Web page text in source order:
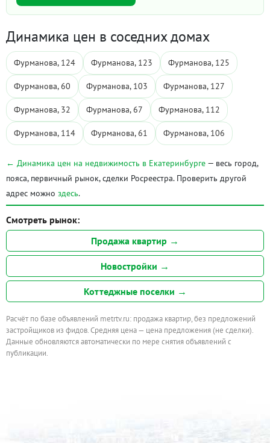
Динамика цен в соседних домах
Фурманова, 124 Фурманова, 123 Фурманова, 125
Фурманова, 60 Фурманова, 103 Фурманова, 127
Фурманова, 32 Фурманова, 67 Фурманова, 112
Фурманова, 114 Фурманова, 61 Фурманова, 106
← Динамика цен на недвижимость в Екатеринбурге — весь город,
пояса, первичный рынок, сделки Росреестра. Проверить другой
адрес можно здесь.
Смотреть рынок:
Продажа квартир →
Новостройки →
Коттеджные поселки →
Расчёт по базе объявлений metrtv.ru: продажа квартир, без предложений
застройщиков из фидов. Средняя цена — цена предложения (не сделки).
Данные обновляются автоматически по мере снятия объявлений с
публикации.